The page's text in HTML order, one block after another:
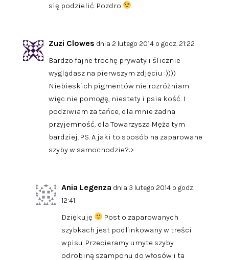
się podzielić. Pozdro
Zuzi Clowes dnia 2 lutego 2014 o godz. 21:22
Bardzo fajne trochę prywaty i ślicznie
wyglądasz na pierwszym zdjęciu :))))
Niebieskich pigmentów nie rozróżniam
więc nie pomogę, niestety i psia kość. I
podziwiam za tańce, dla mnie żadna
przyjemność, dla Towarzysza Męża tym
bardziej. PS. A jaki to sposób na zaparowane
szyby w samochodzie?:>
Ania Legenza dnia 3 lutego 2014 o godz.
12:41
Dziękuję
Post o zaparowanych
szybkach jest podlinkowany w treści
wpisu. Przecieramy umyte szyby
odrobiną szamponu do włosów i ta